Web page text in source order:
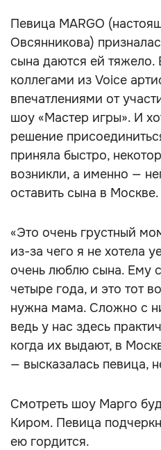
Певица MARGO
Овсянникова)
сына даются ей тяжело.
коллегами из Voice
впечатлениями от
шоу «Мастер игры». И
решение
приняла быстро,
возникли, а именно —
оставить сына в Москве.
«Это очень грустный
из-за чего я не хотела
очень люблю сына. Ему
четыре года, и это тот
нужна мама. Сложно с
ведь у нас здесь
когда их выдают, в
— высказалась певица,
Смотреть шоу Марго
Киром. Певица
ею гордится.